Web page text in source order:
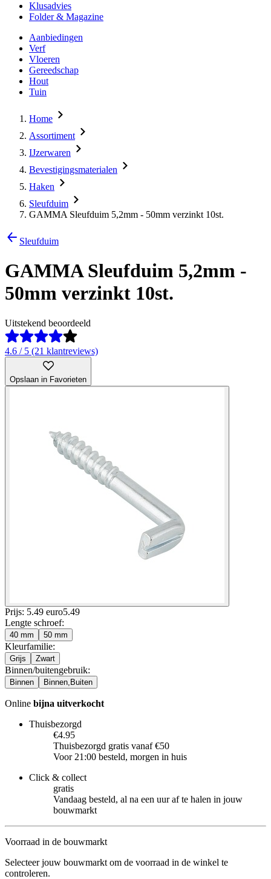
Klusadvies
Folder & Magazine
Aanbiedingen
Verf
Vloeren
Gereedschap
Hout
Tuin
Home
Assortiment
IJzerwaren
Bevestigingsmaterialen
Haken
Sleufduim
GAMMA Sleufduim 5,2mm - 50mm verzinkt 10st.
Sleufduim
GAMMA Sleufduim 5,2mm -
50mm verzinkt 10st.
Uitstekend beoordeeld
4.6 / 5 (21 klantreviews)
Opslaan in Favorieten
Prijs: 5.49 euro5.49
Lengte schroef:
40 mm 50 mm
Kleurfamilie:
Grijs Zwart
Binnen/buitengebruik:
Binnen Binnen,Buiten
Online bijna uitverkocht
Thuisbezorgd
€4.95
Thuisbezorgd gratis vanaf €50
Voor 21:00 besteld, morgen in huis
Click & collect
gratis
Vandaag besteld, al na een uur af te halen in jouw
bouwmarkt
Voorraad in de bouwmarkt
Selecteer jouw bouwmarkt om de voorraad in de winkel te
controleren.